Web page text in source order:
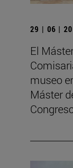
29 | 06 |
El
museo
Máster